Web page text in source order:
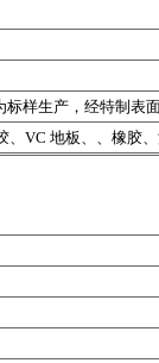
样生产，经特制表
VC 地板、、橡胶、